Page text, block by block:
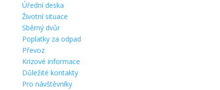
Úřední deska
Životní situace
Sběrný dvůr
Poplatky za odpad
Převoz
Krizové informace
Důležité kontakty
Pro návštěvníky